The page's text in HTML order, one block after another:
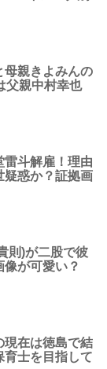
母親きよみんの
父親中村幸也
雷斗解雇！理由
疑惑か？証拠画
則)が二股で彼
が可愛い？
現在は徳島で結
育士を目指して